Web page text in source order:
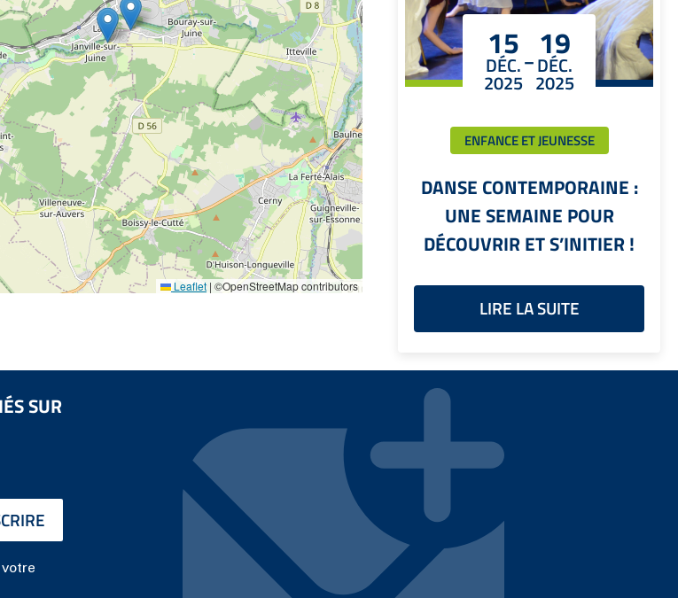
Leaflet | ©OpenStreetMap contributors
15
DÉC.
2025
-19
DÉC.
2025
ENFANCE ET JEUNESSE
DANSE CONTEMPORAINE :
UNE SEMAINE POUR
DÉCOUVRIR ET S’INITIER !
LIRE LA SUITE
SUR